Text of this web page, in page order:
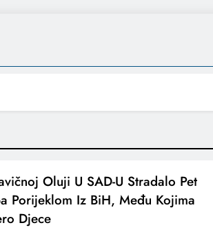
Oluji U SAD-U Stradalo Pet
Porijeklom Iz BiH, Među Kojima
Djece